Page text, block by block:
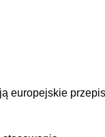
europejskie